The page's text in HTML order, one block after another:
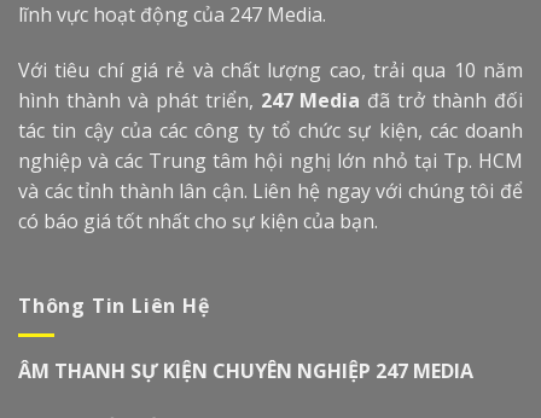
lĩnh vực hoạt động của 247 Media.
Với tiêu chí giá rẻ và chất lượng cao, trải qua 10 năm
hình thành và phát triển, 247 Media đã trở thành đối
tác tin cậy của các công ty tổ chức sự kiện, các doanh
nghiệp và các Trung tâm hội nghị lớn nhỏ tại Tp. HCM
và các tỉnh thành lân cận. Liên hệ ngay với chúng tôi để
có báo giá tốt nhất cho sự kiện của bạn.
Thông Tin Liên Hệ
ÂM THANH SỰ KIỆN CHUYÊN NGHIỆP 247 MEDIA